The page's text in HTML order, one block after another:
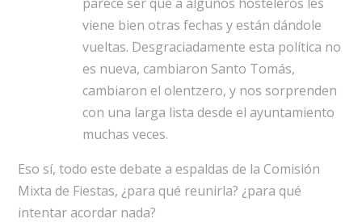
viene bien otras fechas y están dándole
vueltas. Desgraciadamente esta política no
es nueva, cambiaron Santo Tomás,
cambiaron el olentzero, y nos sorprenden
con una larga lista desde el ayuntamiento
muchas veces.
Eso sí, todo este debate a espaldas de la Comisión
Mixta de Fiestas, ¿para qué reunirla? ¿para qué
intentar acordar nada?